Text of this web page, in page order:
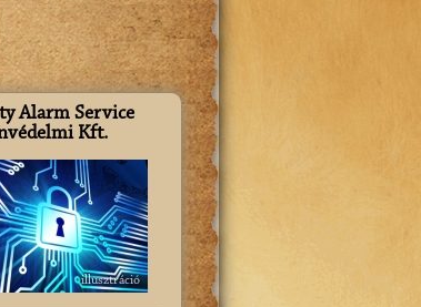
Alarm Service
Kft.
illusztráció